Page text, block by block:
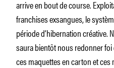
arrive en bout de course.
franchises exsangues, le
période d’hibernation créative.
saura bientôt nous redonner
ces maquettes en carton et